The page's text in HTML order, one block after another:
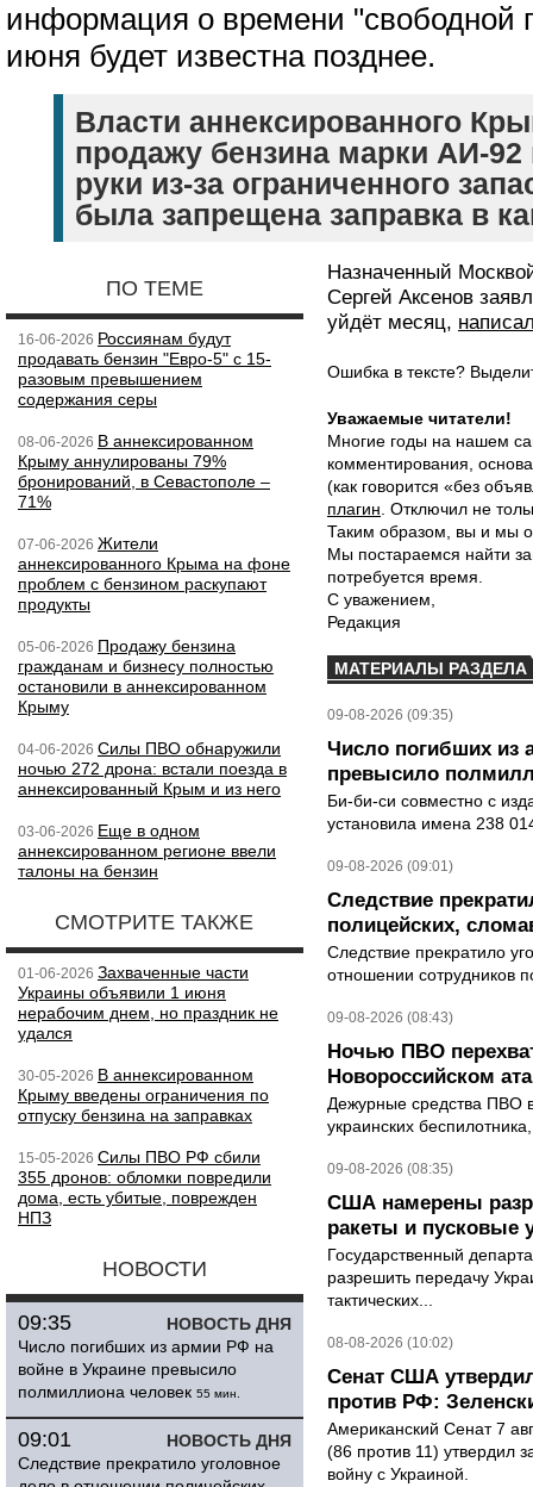
информация о времени "свободной
июня будет известна позднее.
Власти аннексированного
продажу бензина марки АИ-92
руки из-за ограниченного
была запрещена заправка в
ПО ТЕМЕ
16-06-2026 Россиянам будут
продавать бензин "Евро-5" с 15-
разовым превышением
содержания серы
08-06-2026 В аннексированном
Крыму аннулированы 79%
бронирований, в Севастополе –
71%
07-06-2026 Жители
аннексированного Крыма на фоне
проблем с бензином раскупают
продукты
05-06-2026 Продажу бензина
гражданам и бизнесу полностью
остановили в аннексированном
Крыму
04-06-2026 Силы ПВО обнаружили
ночью 272 дрона: встали поезда в
аннексированный Крым и из него
03-06-2026 Еще в одном
аннексированном регионе ввели
талоны на бензин
СМОТРИТЕ ТАКЖЕ
01-06-2026 Захваченные части
Украины объявили 1 июня
нерабочим днем, но праздник не
удался
30-05-2026 В аннексированном
Крыму введены ограничения по
отпуску бензина на заправках
15-05-2026 Силы ПВО РФ сбили
355 дронов: обломки повредили
дома, есть убитые, поврежден
НПЗ
НОВОСТИ
НОВОСТЬ ДНЯ
09:35
Число погибших из армии РФ на
войне в Украине превысило
полмиллиона человек 55 мин.
НОВОСТЬ ДНЯ
09:01
Следствие прекратило уголовное
Назначенный
Сергей Аксенов
уйдёт месяц,
Ошибка в тексте?
Уважаемые читатели!
Многие годы на нашем
комментирования,
(как говорится «без
плагин . Отключил не
Таким образом, вы и мы
Мы постараемся найти
потребуется время.
С уважением,
Редакция
МАТЕРИАЛЫ РАЗДЕЛА
09-08-2026 (09:35)
Число погибших из
превысило
Би-би-си совместно с
установила имена 238
09-08-2026 (09:01)
Следствие
полицейских,
Следствие прекратило
отношении сотрудников
09-08-2026 (08:43)
Ночью ПВО
Новороссийском
Дежурные средства ПВО
украинских
09-08-2026 (08:35)
США намерены
ракеты и пусковые
Государственный
разрешить передачу
тактических...
08-08-2026 (10:02)
Сенат США
против РФ:
Американский Сенат 7
(86 против 11) утвердил
войну с Украиной.